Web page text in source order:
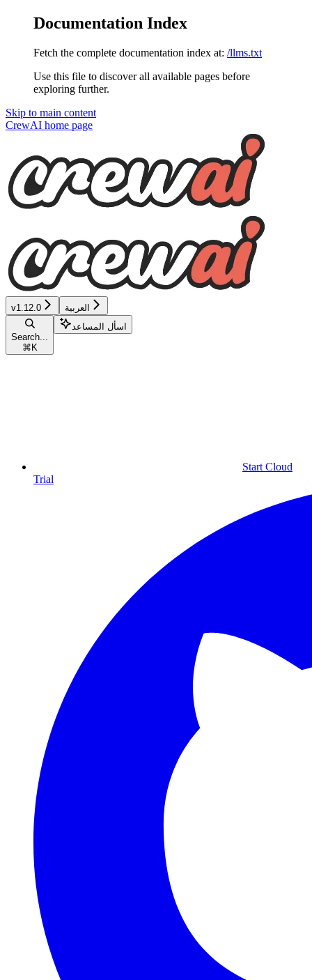
Documentation Index
Fetch the complete documentation index at: /llms.txt
Use this file to discover all available pages before
exploring further.
Skip to main content
CrewAI home page
v1.12.0 العربية
Search...
⌘ K
اسأل المساعد
Start Cloud
Trial